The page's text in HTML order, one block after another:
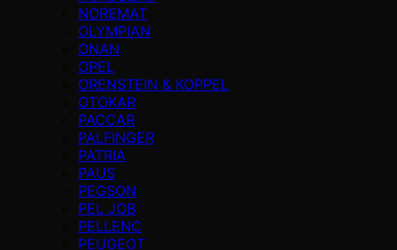
NOREMAT
OLYMPIAN
ONAN
OPEL
ORENSTEIN & KOPPEL
OTOKAR
PACCAR
PALFINGER
PATRIA
PAUS
PEGSON
PEL JOB
PELLENC
PEUGEOT